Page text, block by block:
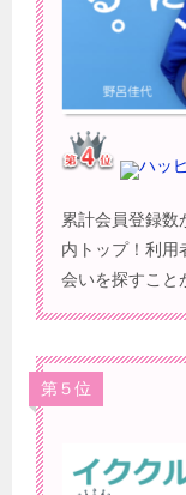
ハッ
累計会員登録数
内トップ！利用
会いを探すこと
第５位